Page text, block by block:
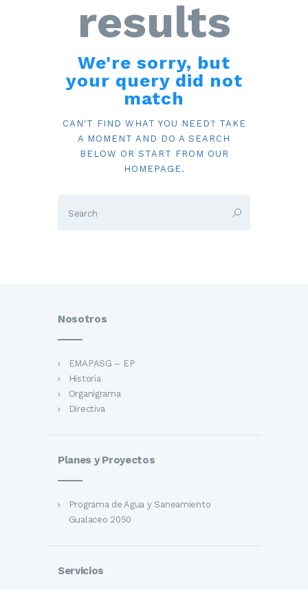
results
We're sorry, but
your query did not
match
CAN'T FIND WHAT YOU NEED? TAKE
A MOMENT AND DO A SEARCH
BELOW OR START FROM OUR
HOMEPAGE .
Nosotros
EMAPASG – EP
Historia
Organigrama
Directiva
Planes y Proyectos
Programa de Agua y Saneamiento
Gualaceo 2050
Servicios